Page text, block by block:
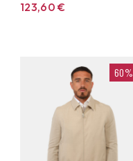
123,60€
60%